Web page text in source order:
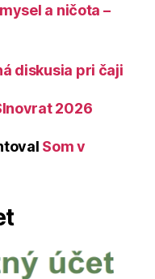
a ničota –
diskusia pri čaji
2026
Som v